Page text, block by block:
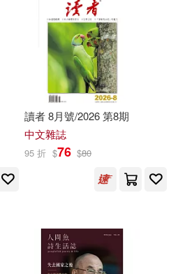
Matt(2788)
Nick(2777)
Lang(2763)
Bruce(2750)
Carolyn(2743)
讀者 8月號/2026 第8期
中文雜誌
95 折 $76 $80